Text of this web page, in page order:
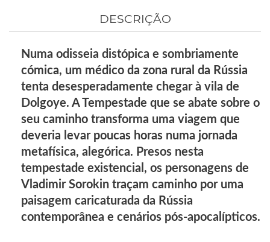
DESCRIÇÃO
Numa odisseia distópica e sombriamente
cómica, um médico da zona rural da Rússia
tenta desesperadamente chegar à vila de
Dolgoye. A Tempestade que se abate sobre o
seu caminho transforma uma viagem que
deveria levar poucas horas numa jornada
metafísica, alegórica. Presos nesta
tempestade existencial, os personagens de
Vladimir Sorokin traçam caminho por uma
paisagem caricaturada da Rússia
contemporânea e cenários pós-apocalípticos.